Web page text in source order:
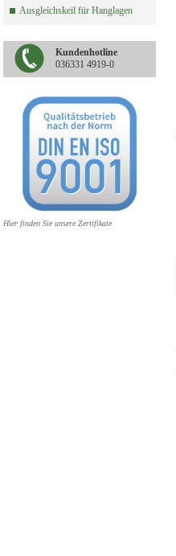
Ausgleichskeil für Hanglagen
Kundenhotline
036331 4919-0
Hier finden Sie unsere Zertifikate